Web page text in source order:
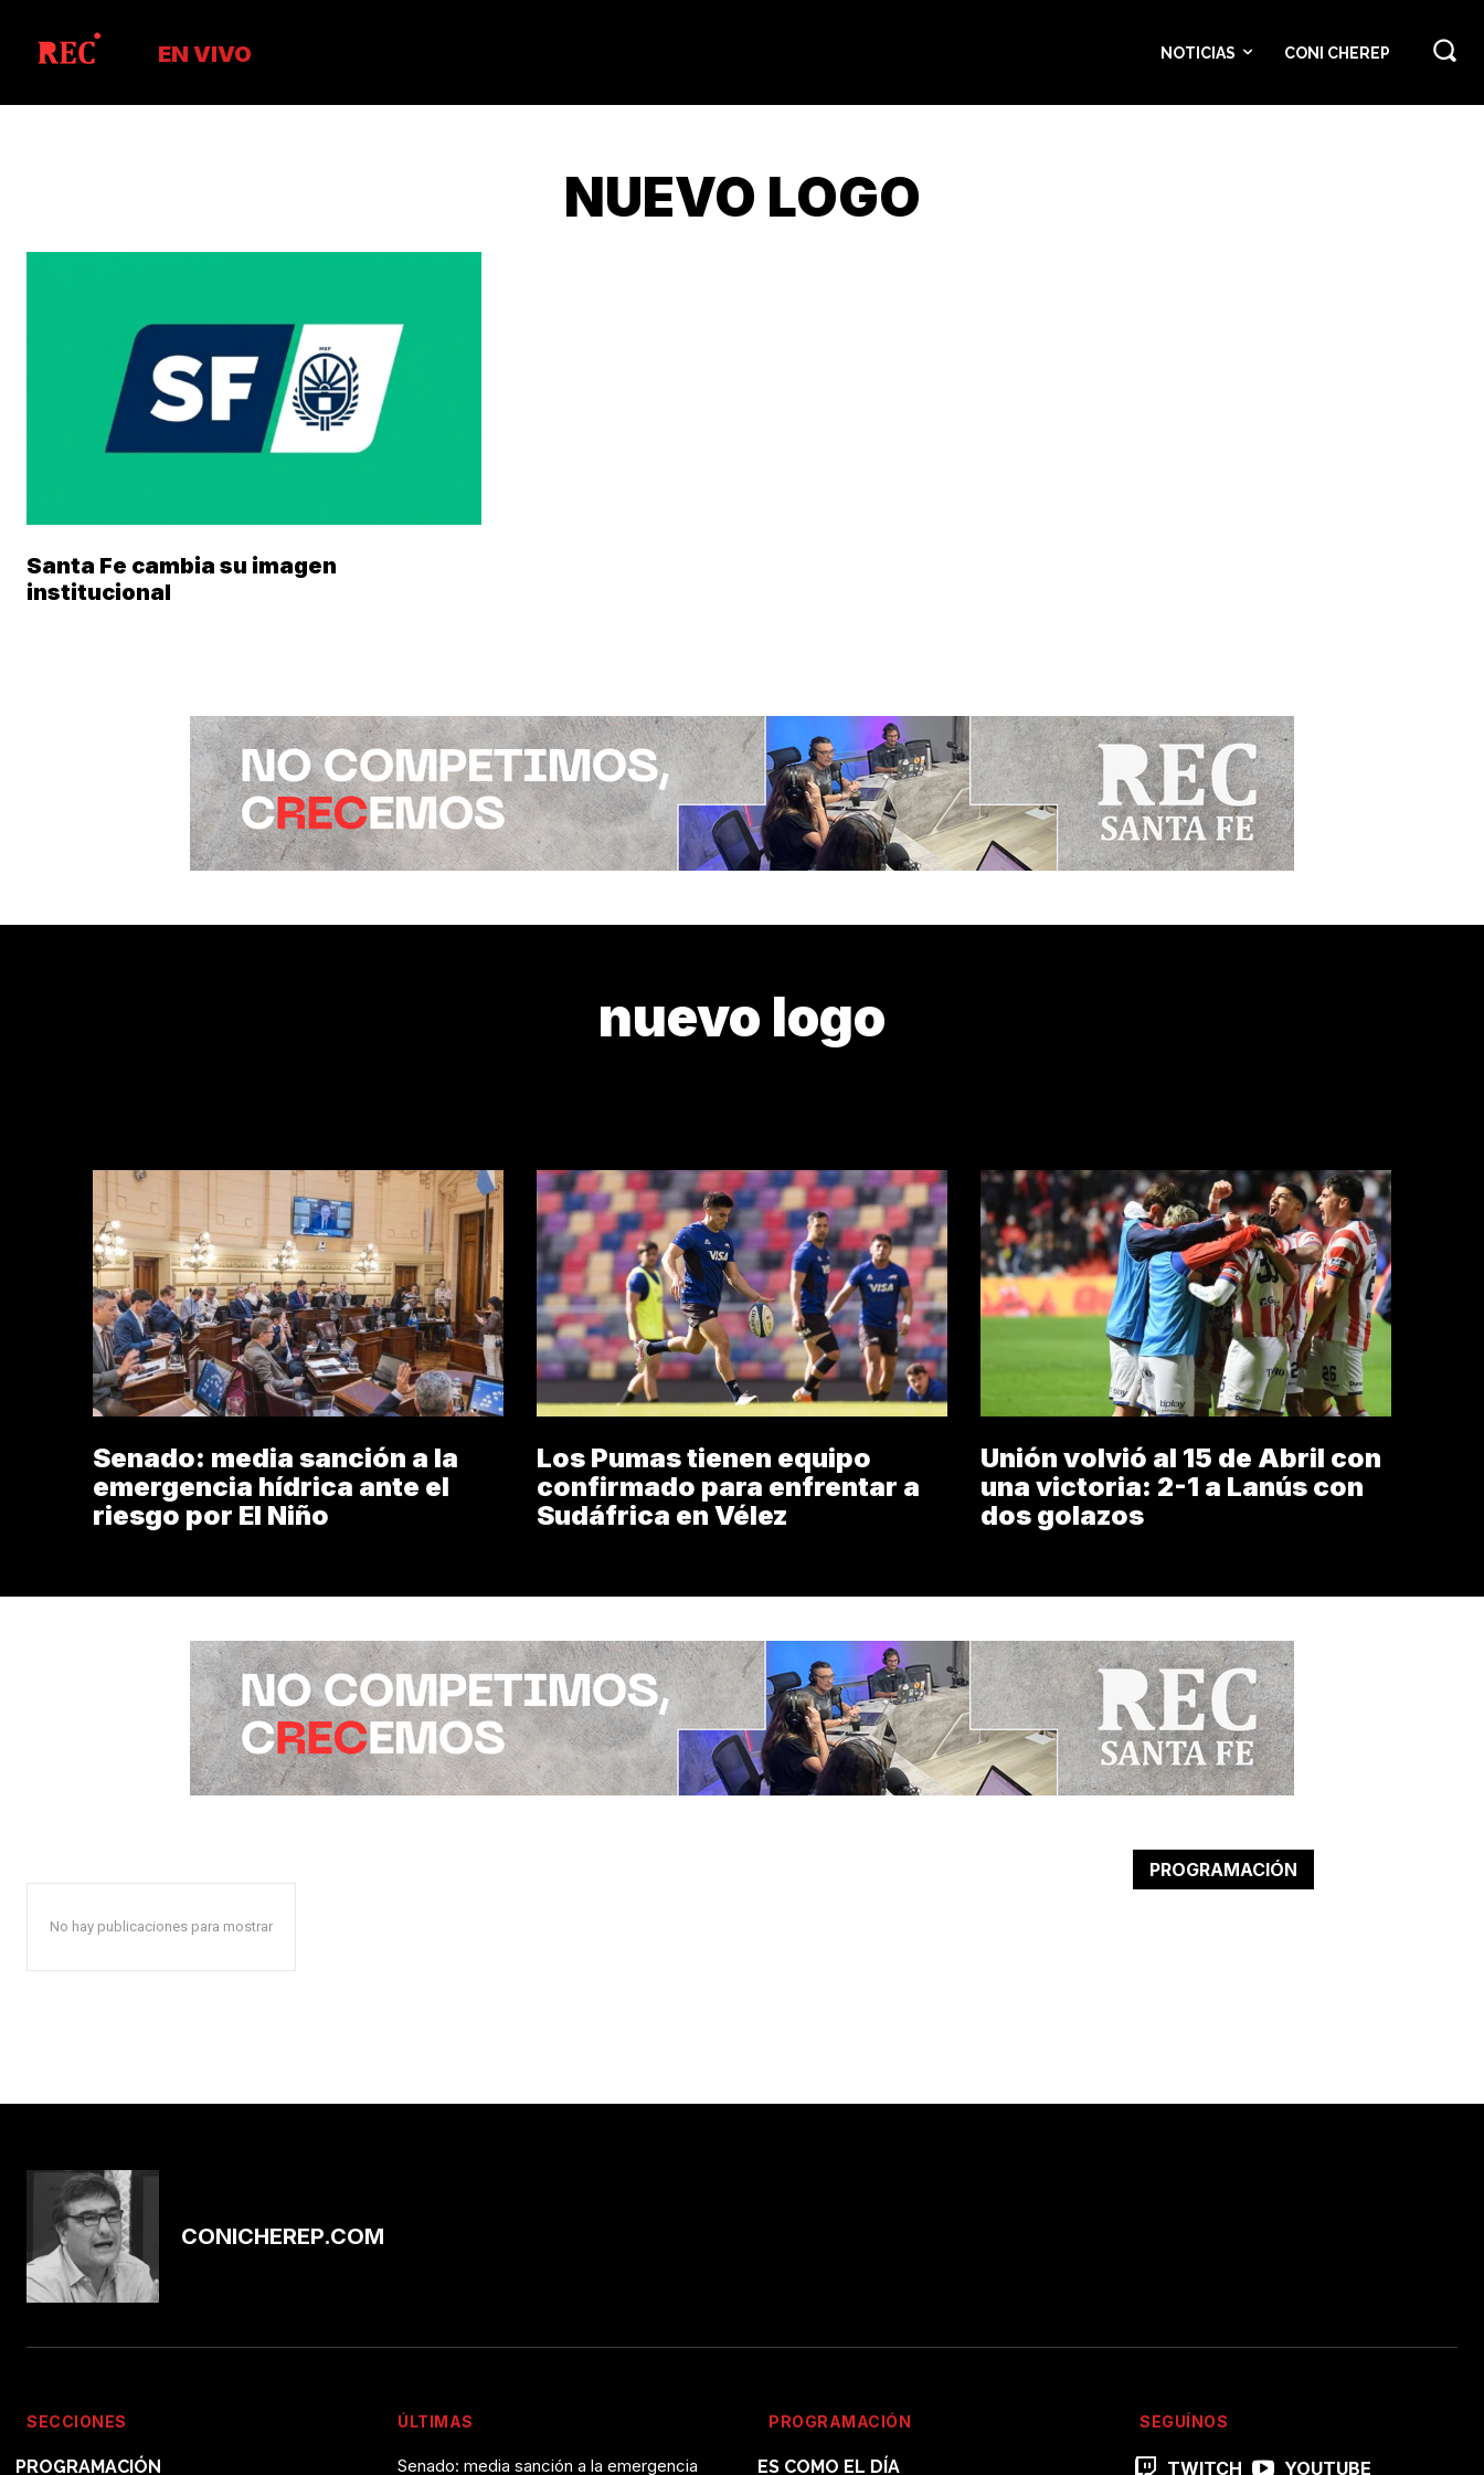
EN VIVO NOTICIAS CONI CHEREP
NUEVO LOGO
Santa Fe cambia su imagen
institucional
nuevo logo
Senado: media sanción a la
emergencia hídrica ante el
riesgo por El Niño
Los Pumas tienen equipo
confirmado para enfrentar a
Sudáfrica en Vélez
Unión volvió al 15 de Abril con
una victoria: 2-1 a Lanús con
dos golazos
No hay publicaciones para mostrar
PROGRAMACIÓN
CONICHEREP.COM
SECCIONES
PROGRAMACIÓN
ÚLTIMAS
Senado: media sanción a la emergencia
PROGRAMACIÓN
ES COMO EL DÍA
SEGUÍNOS
TWITCH YOUTUBE